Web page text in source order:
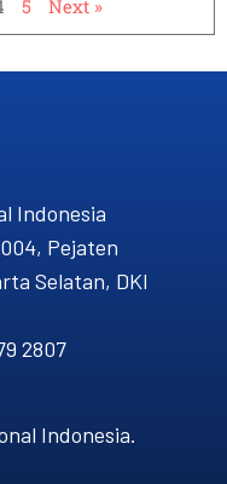
5 Next »
Indonesia
Pejaten
Selatan, DKI
2807
Indonesia.